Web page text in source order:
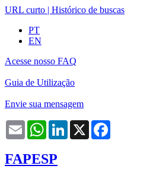
URL curto | Histórico de buscas
PT
EN
Acesse nosso FAQ
Guia de Utilização
Envie sua mensagem
Email WhatsAppLinkedIn
X
FAPESP